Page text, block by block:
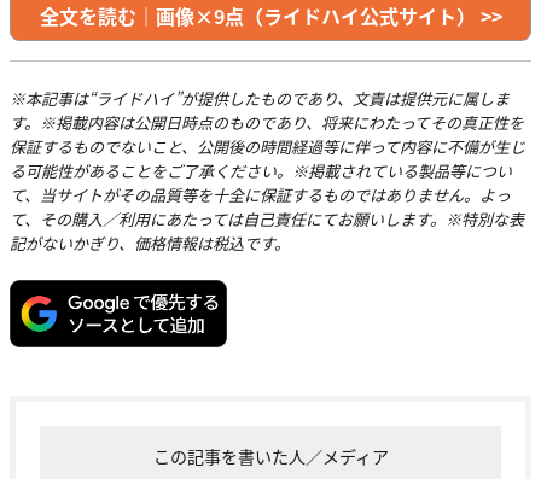
全文を読む｜画像×9点（ライドハイ公式サイト） >>
※本記事は“ライドハイ”が提供したものであり、文責は提供元に属しま
す。※掲載内容は公開日時点のものであり、将来にわたってその真正性を
保証するものでないこと、公開後の時間経過等に伴って内容に不備が生じ
る可能性があることをご了承ください。※掲載されている製品等につい
て、当サイトがその品質等を十全に保証するものではありません。よっ
て、その購入／利用にあたっては自己責任にてお願いします。※特別な表
記がないかぎり、価格情報は税込です。
この記事を書いた人／メディア